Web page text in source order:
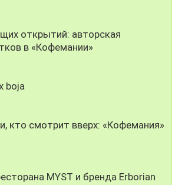
открытий: авторская
в «Кофемании»
boja
кто смотрит вверх: «Кофемания»
MYST и бренда Erborian